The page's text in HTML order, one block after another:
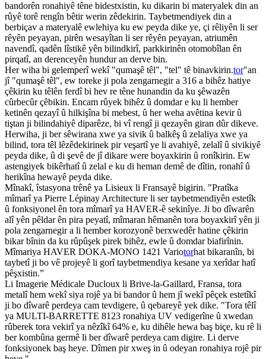
bandorên ronahiyê têne bidestxistin, ku dikarin bi materyalek din an
rûyê torê rengîn bêtir werin zêdekirin. Taybetmendiyek din a
berbiçav a materyalê ewlehiya ku ew peyda dike ye, çi rêliyên li ser
rêyên peyayan, pirên wesayîtan li ser rêyên peyayan, atriumên
navendî, qadên lîstikê yên bilindkirî, parkkirinên otomobîlan ên
pirqatî, an derenceyên hundur an derve bin.
Her wiha bi gelemperî wekî "qumaşê têl", "tel" tê binavkirin.tor"an
jî "qumaşê têl", ew toreke ji pola zengarnegir a 316 a bihêz hatiye
çêkirin ku têlên ferdî bi hev re têne hunandin da ku şêwazên
cûrbecûr çêbikin. Encam rûyek bihêz û domdar e ku li hember
ketinên qezayî û hilkişîna bi mebest, û her weha avêtina kevir û
tiştan ji bilindahiyê diparêze, bi vî rengî ji qezayên giran dûr dikeve.
Herwiha, ji ber sêwirana xwe ya sivik û balkêş û zelaliya xwe ya
bilind, tora têl lêzêdekirinek pir veşartî ye li avahiyê, zelalî û sivikiyê
peyda dike, û di şevê de jî dikare were boyaxkirin û ronîkirin. Ew
astengiyek bikêrhatî û zelal e ku di heman demê de dîtin, ronahî û
herikîna hewayê peyda dike.
Mînakî, îstasyona trênê ya Lisieux li Fransayê bigirin. "Pratîka
mîmarî ya Pierre Lépinay Architecture li ser taybetmendiyên estetîk
û fonksiyonel ên tora mîmarî ya HAVER-ê sekinîye. Ji bo dîwarên
alî yên pêldar ên pira peyatî, mîmaran hêmanên tora boyaxkirî yên ji
pola zengarnegir a li hember korozyonê berxwedêr hatine çêkirin
bikar bînin da ku rûpûşek pirek bihêz, ewle û domdar biafirînin.
Mîmariya HAVER DOKA-MONO 1421 Variotorhat bikaranîn, bi
taybetî ji bo vê projeyê li gorî taybetmendiya kesane ya xerîdar hatî
pêşxistin.”
Li Imagerie Médicale Ducloux li Brive-la-Gaillard, Fransa, tora
metalî hem wekî siya rojê ya bi bandor û hem jî wekî pêçek estetîkî
ji bo dîwarê perdeya cam tevdigere, û qebareyê yek dike. "Tora têlî
ya MULTI-BARRETTE 8123 ronahiya UV vedigerîne û xwedan
rûberek tora vekirî ya nêzîkî 64% e, ku dihêle hewa baş biçe, ku rê li
ber kombûna germê li ber dîwarê perdeya cam digire. Li derve
fonksiyonek baş heye. Dîmen pir xweş in û odeyan ronahiya rojê pir